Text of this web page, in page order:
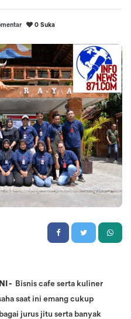
0 Suka
- Bisnis cafe serta kuliner
saat ini emang cukup
jurus jitu serta banyak